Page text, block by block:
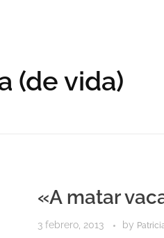
(de vida)
«A matar
3 febrero, 2013 by